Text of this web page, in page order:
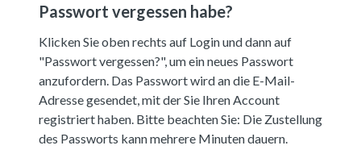
Passwort vergessen habe?
Klicken Sie oben rechts auf Login und dann auf
"Passwort vergessen?", um ein neues Passwort
anzufordern. Das Passwort wird an die E-Mail-
Adresse gesendet, mit der Sie Ihren Account
registriert haben. Bitte beachten Sie: Die Zustellung
des Passworts kann mehrere Minuten dauern.